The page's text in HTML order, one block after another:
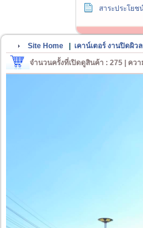
สาระประโย
Site Home เคาน์เตอร์ งานปิดผิว
จำนวนครั้งที่เปิดดูสินค้า : 275 | คว